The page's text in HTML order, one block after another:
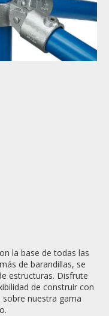
la base de todas las
de barandillas, se
estructuras. Disfrute
de construir con
nuestra gama